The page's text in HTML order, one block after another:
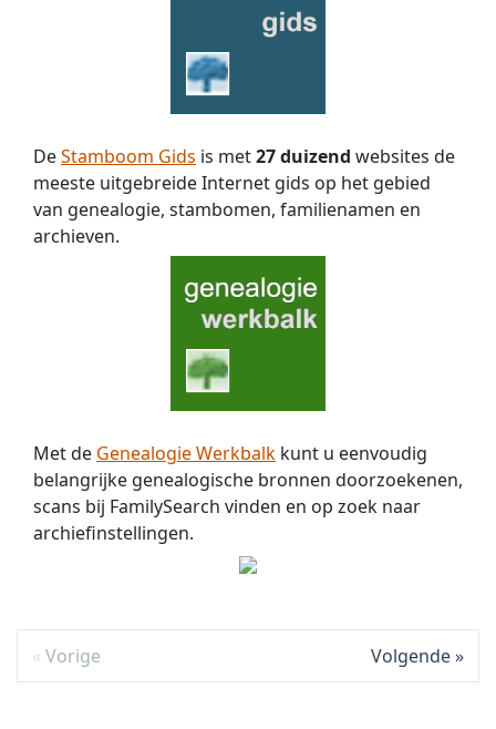
DeStamboom Gids is met27 duizend websites de
meeste uitgebreide Internet gids op het gebied
van genealogie, stambomen, familienamen en
archieven.
Met de Genealogie Werkbalk kunt u eenvoudig
belangrijke genealogische bronnen doorzoekenen,
scans bij FamilySearch vinden en op zoek naar
archiefinstellingen.
Vorige Volgende